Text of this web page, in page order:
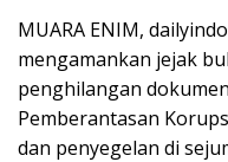
MUARA ENIM,
mengamankan jejak
penghilangan
Pemberantasan
dan penyegelan di